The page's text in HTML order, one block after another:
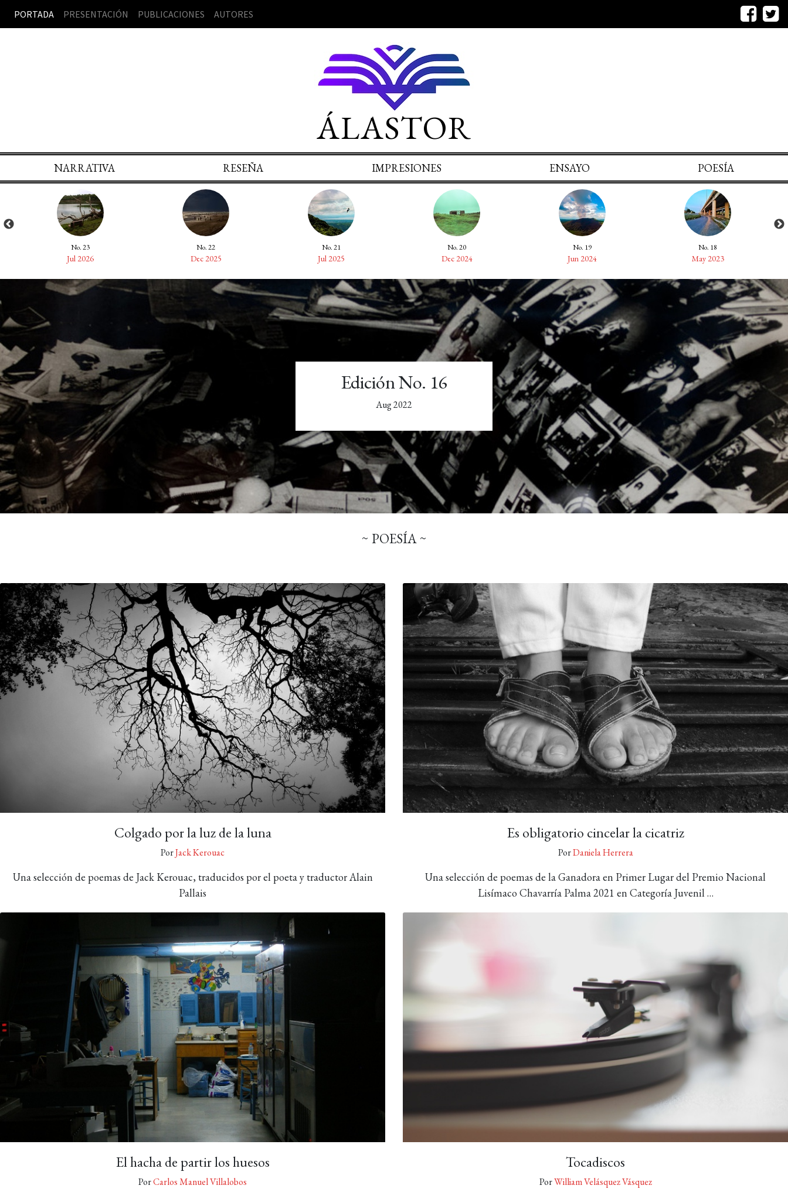
PORTADA PRESENTACIÓN PUBLICACIONES AUTORES
ÁLASTOR
NARRATIVA RESEÑA IMPRESIONES ENSAYO POESÍA
No. 23
Jul 2026
No. 22
Dec 2025
No. 21
Jul 2025
No. 20
Dec 2024
No. 19
Jun 2024
No. 18
May 2023
Edición No. 16
Aug 2022
~ POESÍA ~
Colgado por la luz de la luna
PorJack Kerouac
Una selección de poemas de Jack Kerouac, traducidos por el poeta y traductor Alain
Pallais
Es obligatorio cincelar la cicatriz
PorDaniela Herrera
Una selección de poemas de la Ganadora en Primer Lugar del Premio Nacional
Lisímaco Chavarría Palma 2021 en Categoría Juvenil …
El hacha de partir los huesos
PorCarlos Manuel Villalobos
Tocadiscos
PorWilliam Velásquez Vásquez